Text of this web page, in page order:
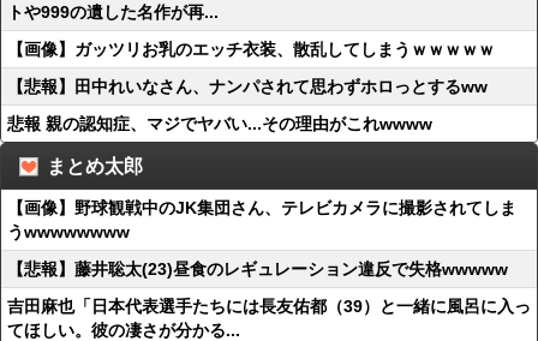
トや999の遺した名作が再...
【画像】ガッツリお乳のエッチ衣装、散乱してしまうｗｗｗｗｗ
【悲報】田中れいなさん、ナンパされて思わずホロっとするww
悲報 親の認知症、マジでヤバい...その理由がこれwwww
まとめ太郎
【画像】野球観戦中のJK集団さん、テレビカメラに撮影されてしま
うwwwwwwww
【悲報】藤井聡太(23)昼食のレギュレーション違反で失格wwwww
吉田麻也「日本代表選手たちには長友佑都（39）と一緒に風呂に入っ
てほしい。彼の凄さが分かる...